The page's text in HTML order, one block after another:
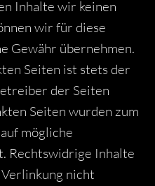
Inhalte wir keinen
wir für diese
Gewähr übernehmen.
Seiten ist stets der
der Seiten
Seiten wurden zum
mögliche
Rechtswidrige Inhalte
nicht